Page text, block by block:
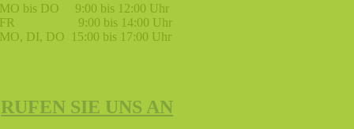
MO bis DO 9:00 bis 12:00 Uhr
FR 9:00 bis 14:00 Uhr
MO, DI, DO 15:00 bis 17:00 Uhr
RUFEN SIE UNS AN